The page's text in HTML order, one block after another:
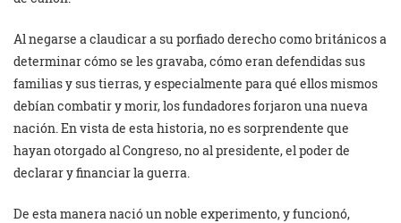
Al negarse a claudicar a su porfiado derecho como británicos a
determinar cómo se les gravaba, cómo eran defendidas sus
familias y sus tierras, y especialmente para qué ellos mismos
debían combatir y morir, los fundadores forjaron una nueva
nación. En vista de esta historia, no es sorprendente que
hayan otorgado al Congreso, no al presidente, el poder de
declarar y financiar la guerra.
De esta manera nació un noble experimento, y funcionó,